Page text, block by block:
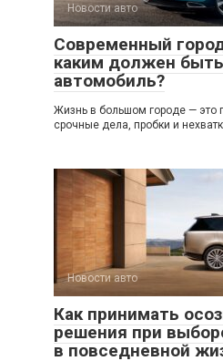
Новости авто
Современный
каким должен
автомобиль?
Жизнь в большом городе — это
срочные дела, пробки и
Новости авто
Как принимать
решения при
в повседневной